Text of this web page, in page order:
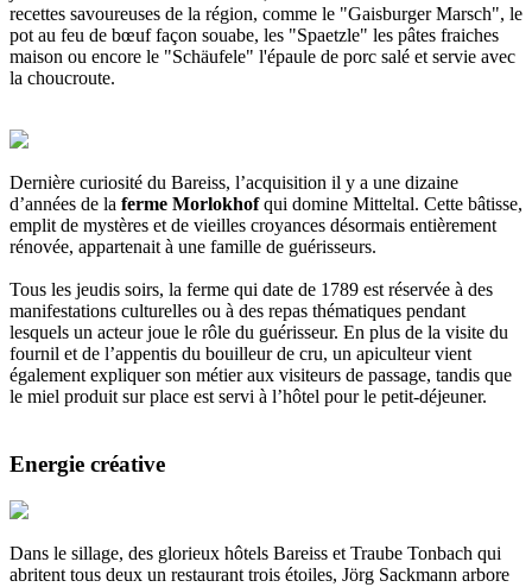
recettes savoureuses de la région, comme le "Gaisburger Marsch", le
pot au feu de bœuf façon souabe, les "Spaetzle" les pâtes fraiches
maison ou encore le "Schäufele" l'épaule de porc salé et servie avec
la choucroute.
Dernière curiosité du Bareiss, l’acquisition il y a une dizaine
d’années de la ferme Morlokhofqui domine Mitteltal. Cette bâtisse,
emplit de mystères et de vieilles croyances désormais entièrement
rénovée, appartenait à une famille de guérisseurs.
Tous les jeudis soirs, la ferme qui date de 1789 est réservée à des
manifestations culturelles ou à des repas thématiques pendant
lesquels un acteur joue le rôle du guérisseur. En plus de la visite du
fournil et de l’appentis du bouilleur de cru, un apiculteur vient
également expliquer son métier aux visiteurs de passage, tandis que
le miel produit sur place est servi à l’hôtel pour le petit-déjeuner.
Energie créative
Dans le sillage, des glorieux hôtels Bareiss et Traube Tonbach qui
abritent tous deux un restaurant trois étoiles, Jörg Sackmann arbore